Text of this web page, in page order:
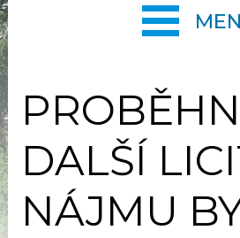
DALŠÍ
NÁJMU